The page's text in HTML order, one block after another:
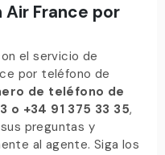
France por
el servicio de
por teléfono de
de teléfono de
o +34 91 375 33 35,
preguntas y
al agente. Siga los